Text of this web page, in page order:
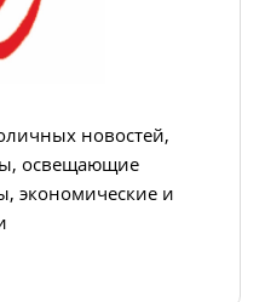
новостей,
освещающие
экономические и